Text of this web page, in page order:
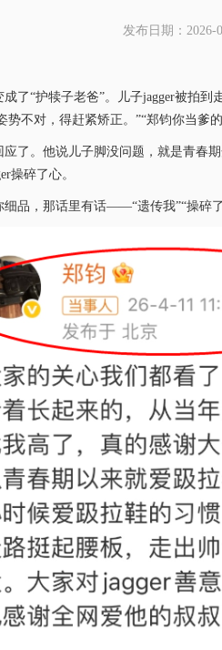
发布日期：2026-
了“护犊子老爸”。儿子jagger被拍
势不对，得赶紧矫正。”“郑钧你当爹
了。他说儿子脚没问题，就是青春
操碎了心。
品，那话里有话——“遗传我”“操碎